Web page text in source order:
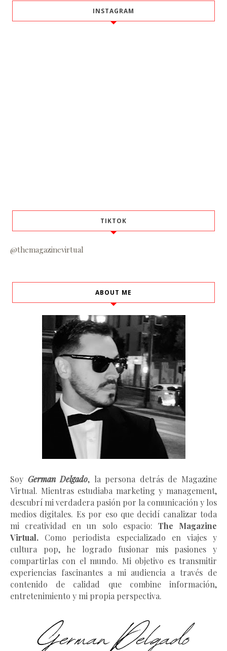
INSTAGRAM
TIKTOK
@themagazinevirtual
ABOUT ME
Soy German Delgado, la persona detrás de Magazine
Virtual. Mientras estudiaba marketing y management,
descubrí mi verdadera pasión por la comunicación y los
medios digitales. Es por eso que decidí canalizar toda
mi creatividad en un solo espacio: The Magazine
Virtual. Como periodista especializado en viajes y
cultura pop, he logrado fusionar mis pasiones y
compartirlas con el mundo. Mi objetivo es transmitir
experiencias fascinantes a mi audiencia a través de
contenido de calidad que combine información,
entretenimiento y mi propia perspectiva.